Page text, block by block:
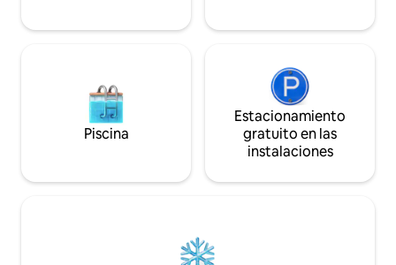
Piscina
Estacionamiento
gratuito en las
instalaciones